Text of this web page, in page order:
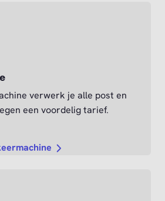
verwerk je alle post en
een voordelig tarief.